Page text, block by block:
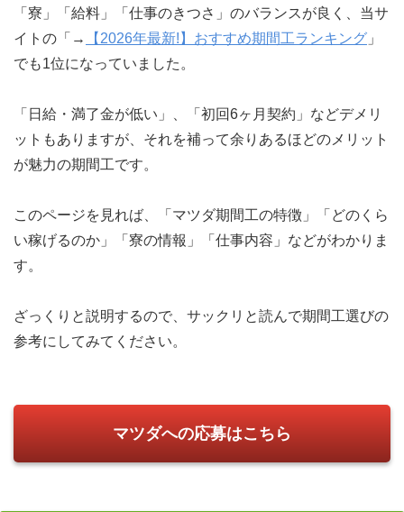
「寮」「給料」「仕事のきつさ」のバランスが良く、当サ
イトの「→
【2026年最新!】おすすめ期間工ランキング 」
でも1位になっていました。
「日給・満了金が低い」、「初回6ヶ月契約」などデメリ
ットもありますが、それを補って余りあるほどのメリット
が魅力の期間工です。
このページを見れば、「マツダ期間工の特徴」「どのくら
い稼げるのか」「寮の情報」「仕事内容」などがわかりま
す。
ざっくりと説明するので、サックリと読んで期間工選びの
参考にしてみてください。
マツダへの応募はこちら